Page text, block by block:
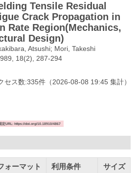
Tensile Residual
Crack Propagation in
Rate Region(Mechanics,
Design)
Atsushi; Mori, Takeshi
18(2), 287-294
セス数:335件 （2026-08-08 19:45 集計）
定URL: https://doi.org/10.18910/4867
ォーマット 利用条件 サイズ